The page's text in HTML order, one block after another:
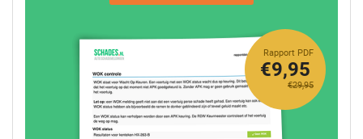
Rapport PDF
€29,95
€9,95